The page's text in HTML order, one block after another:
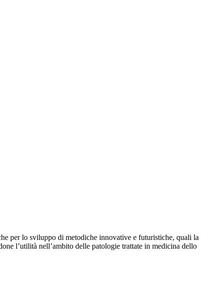
per lo sviluppo di metodiche innovative e futuristiche, quali la
l’utilità nell’ambito delle patologie trattate in medicina dello